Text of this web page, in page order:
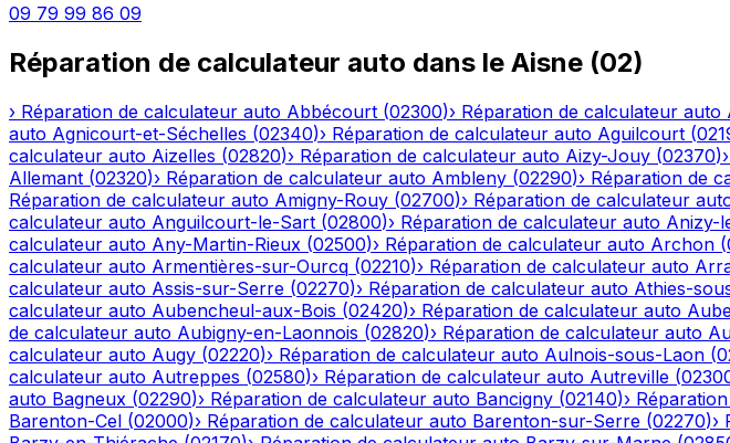
09 79 99 86 09
Réparation de calculateur auto dans le Aisne (02)
› Réparation de calculateur auto Abbécourt (02300)› Réparation de calculateur auto
auto Agnicourt-et-Séchelles (02340)› Réparation de calculateur auto Aguilcourt (
calculateur auto Aizelles (02820)› Réparation de calculateur auto Aizy-Jouy (02370)›
Allemant (02320)› Réparation de calculateur auto Ambleny (02290)› Réparation de
Réparation de calculateur auto Amigny-Rouy (02700)› Réparation de calculateur
calculateur auto Anguilcourt-le-Sart (02800)› Réparation de calculateur auto Anizy-
calculateur auto Any-Martin-Rieux (02500)› Réparation de calculateur auto Archon (
calculateur auto Armentières-sur-Ourcq (02210)› Réparation de calculateur auto
calculateur auto Assis-sur-Serre (02270)› Réparation de calculateur auto Athies-
calculateur auto Aubencheul-aux-Bois (02420)› Réparation de calculateur auto
de calculateur auto Aubigny-en-Laonnois (02820)› Réparation de calculateur auto
calculateur auto Augy (02220)› Réparation de calculateur auto Aulnois-sous-Laon (
calculateur auto Autreppes (02580)› Réparation de calculateur auto Autreville (
auto Bagneux (02290)› Réparation de calculateur auto Bancigny (02140)›
Barenton-Cel (02000)› Réparation de calculateur auto Barenton-sur-Serre (02270)›